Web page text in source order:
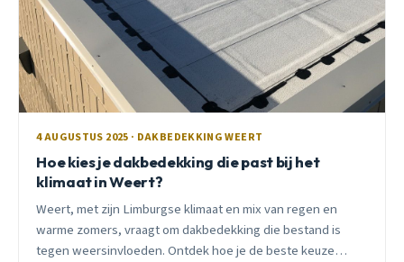
4 AUGUSTUS 2025 · DAKBEDEKKING WEERT
Hoe kies je dakbedekking die past bij het
klimaat in Weert?
Weert, met zijn Limburgse klimaat en mix van regen en
warme zomers, vraagt om dakbedekking die bestand is
tegen weersinvloeden. Ontdek hoe je de beste keuze